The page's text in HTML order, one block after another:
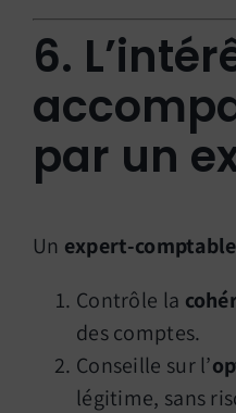
6.
par un
Un expert-comptable
Contrôle la
des comptes.
Conseille sur l’
légitime, sans